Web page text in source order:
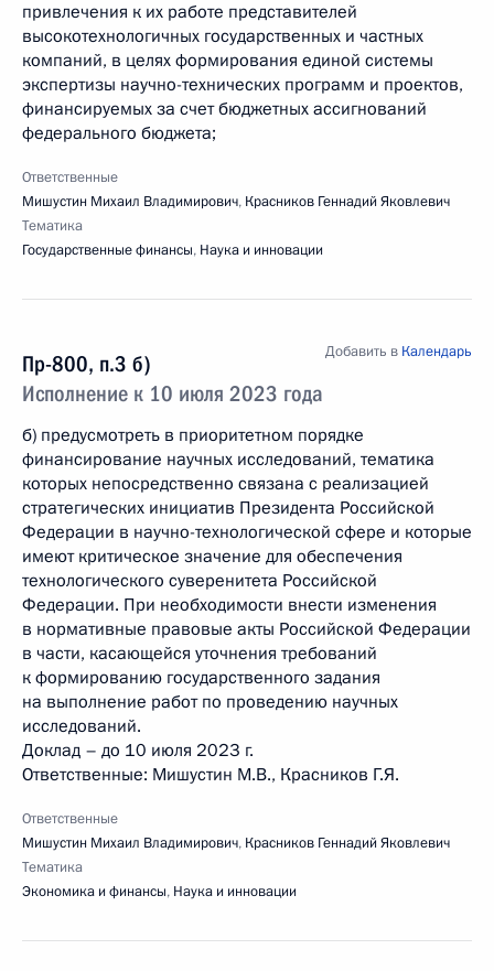
привлечения к их работе представителей
высокотехнологичных государственных и частных
компаний, в целях формирования единой системы
экспертизы научно-технических программ и проектов,
финансируемых за счет бюджетных ассигнований
федерального бюджета;
Ответственные
Мишустин Михаил Владимирович, Красников Геннадий Яковлевич
Тематика
Государственные финансы, Наука и инновации
Пр-800, п.3 б)
Исполнение к 10 июля 2023 года
Добавить в Календарь
б) предусмотреть в приоритетном порядке
финансирование научных исследований, тематика
которых непосредственно связана с реализацией
стратегических инициатив Президента Российской
Федерации в научно-технологической сфере и которые
имеют критическое значение для обеспечения
технологического суверенитета Российской
Федерации. При необходимости внести изменения
в нормативные правовые акты Российской Федерации
в части, касающейся уточнения требований
к формированию государственного задания
на выполнение работ по проведению научных
исследований.
Доклад – до 10 июля 2023 г.
Ответственные: Мишустин М.В., Красников Г.Я.
Ответственные
Мишустин Михаил Владимирович, Красников Геннадий Яковлевич
Тематика
Экономика и финансы, Наука и инновации